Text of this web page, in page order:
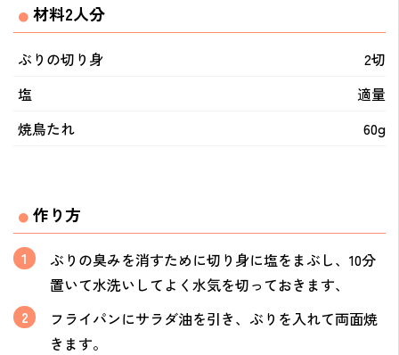
材料2人分
ぶりの切り身
2切
塩
適量
焼鳥たれ
60g
作り方
ぶりの臭みを消すために切り身に塩をまぶし、10分
置いて水洗いしてよく水気を切っておきます、
フライパンにサラダ油を引き、ぶりを入れて両面焼
きます。